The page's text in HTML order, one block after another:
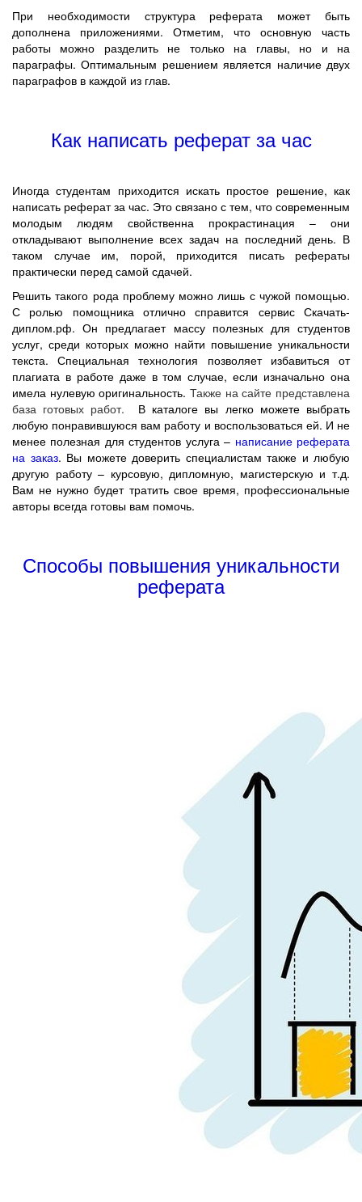
При необходимости структура реферата может быть
дополнена приложениями. Отметим, что основную часть
работы можно разделить не только на главы, но и на
параграфы. Оптимальным решением является наличие двух
параграфов в каждой из глав.
Как написать реферат за час
Иногда студентам приходится искать простое решение, как
написать реферат за час. Это связано с тем, что современным
молодым людям свойственна прокрастинация – они
откладывают выполнение всех задач на последний день. В
таком случае им, порой, приходится писать рефераты
практически перед самой сдачей.
Решить такого рода проблему можно лишь с чужой помощью.
С ролью помощника отлично справится сервис Скачать-
диплом.рф. Он предлагает массу полезных для студентов
услуг, среди которых можно найти повышение уникальности
текста. Специальная технология позволяет избавиться от
плагиата в работе даже в том случае, если изначально она
имела нулевую оригинальность. Также на сайте представлена
база готовых работ.
В каталоге вы легко можете выбрать
любую понравившуюся вам работу и воспользоваться ей. И не
менее полезная для студентов услуга – написание реферата
на заказ. Вы можете доверить специалистам также и любую
другую работу – курсовую, дипломную, магистерскую и т.д.
Вам не нужно будет тратить свое время, профессиональные
авторы всегда готовы вам помочь.
Способы повышения уникальности
реферата